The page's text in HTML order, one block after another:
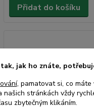
Přidat do košíku
jak ho znáte,
, pamatovat si, co
stránkách vždy
zbytečným klikáním.